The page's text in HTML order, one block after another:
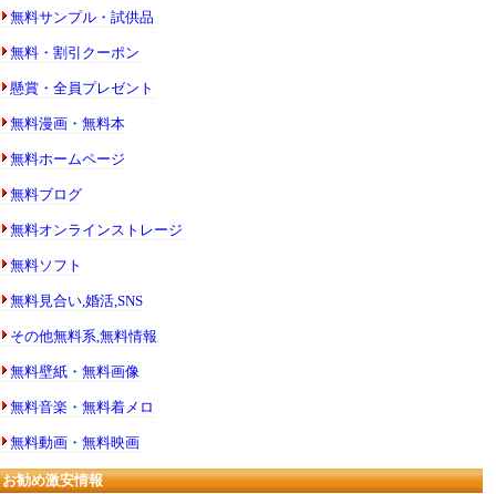
無料サンプル・試供品
無料・割引クーポン
懸賞・全員プレゼント
無料漫画・無料本
無料ホームページ
無料ブログ
無料オンラインストレージ
無料ソフト
無料見合い,婚活,SNS
その他無料系,無料情報
無料壁紙・無料画像
無料音楽・無料着メロ
無料動画・無料映画
お勧め激安情報